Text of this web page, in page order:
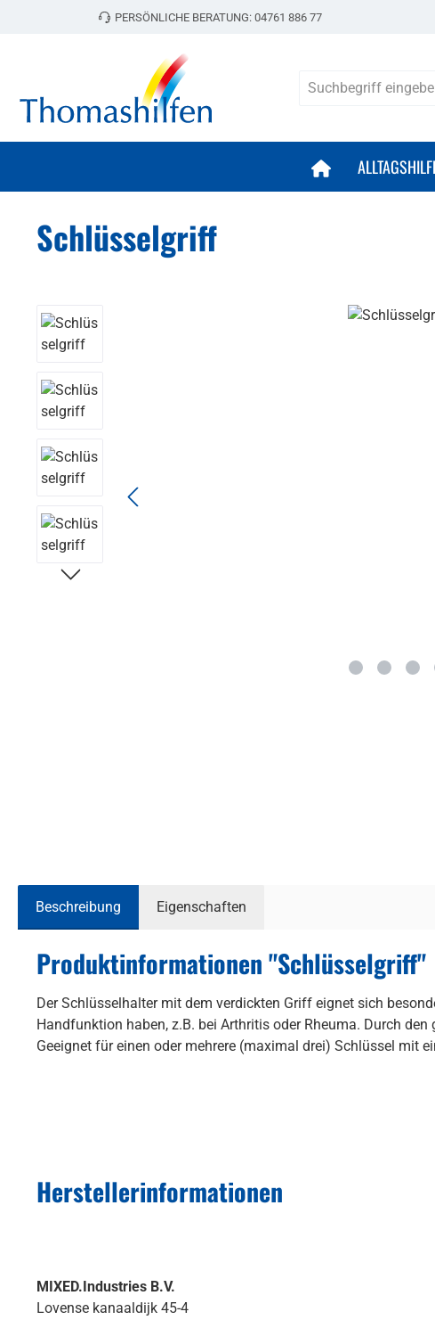
Hauptinhalt springen
Zur Suche springen
Zur Hauptnavigation springen
PERSÖNLICHE BERATUNG: 04761 886 77
Schlüsselgriff
Bildergalerie überspringen
Beschreibung Eigenschaften
Produktinformationen "Schlüsselgriff"
Der Schlüsselhalter mit dem verdickten Griff eignet sich
Handfunktion haben, z.B. bei Arthritis oder Rheuma. Durch
Geeignet für einen oder mehrere (maximal drei) Schlüssel mit
Herstellerinformationen
MIXED.Industries B.V.
Lovense kanaaldijk 45-4